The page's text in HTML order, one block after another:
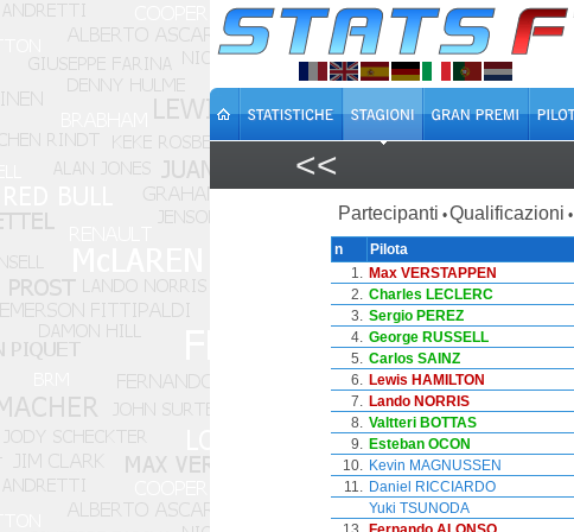
<<
Partecipanti •Qualificazioni •
n Pilota
1. Max VERSTAPPEN
2. Charles LECLERC
3. Sergio PEREZ
4. George RUSSELL
5. Carlos SAINZ
6. Lewis HAMILTON
7. Lando NORRIS
8. Valtteri BOTTAS
9. Esteban OCON
10. Kevin MAGNUSSEN
11. Daniel RICCIARDO
Yuki TSUNODA